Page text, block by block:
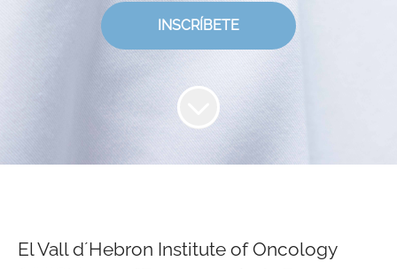
INSCRÍBETE
El Vall d´Hebron Institute of Oncology